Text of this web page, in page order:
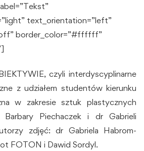
text_orientation=”left”
border_color=”#ffffff”
czyli interdyscyplinarne
z udziałem studentów kierunku
w zakresie sztuk plastycznych
Piechaczek i dr Gabrieli
zdjęć: dr Gabriela Habrom-
FOTON i Dawid Sordyl.